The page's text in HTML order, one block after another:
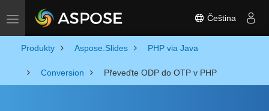
Toggle navigation Čeština
Produkty Aspose.Slides PHP via Java
Conversion Převeďte ODP do OTP v PHP